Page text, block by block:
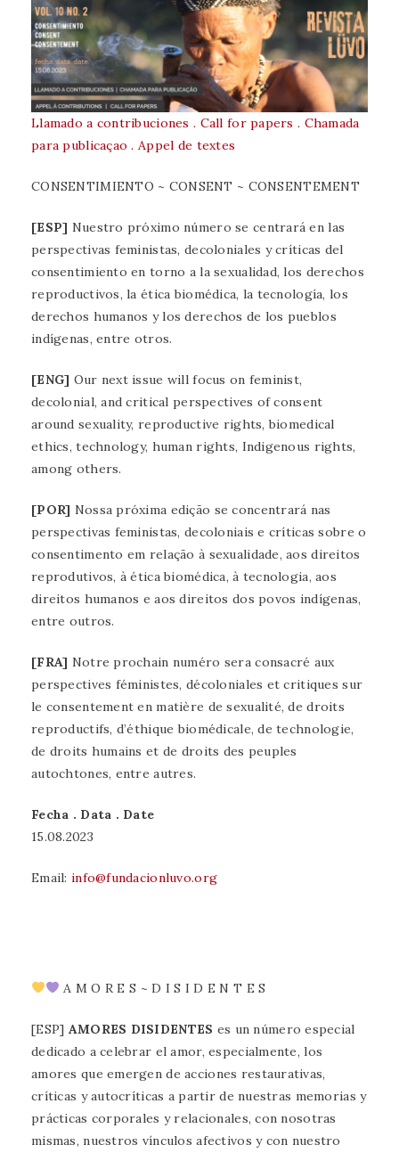
Llamado a contribuciones . Call for papers . Chamada
para publicaçao . Appel de textes
CONSENTIMIENTO ~ CONSENT ~ CONSENTEMENT
[ESP] Nuestro próximo número se centrará en las
perspectivas feministas, decoloniales y críticas del
consentimiento en torno a la sexualidad, los derechos
reproductivos, la ética biomédica, la tecnología, los
derechos humanos y los derechos de los pueblos
indígenas, entre otros.
[ENG] Our next issue will focus on feminist,
decolonial, and critical perspectives of consent
around sexuality, reproductive rights, biomedical
ethics, technology, human rights, Indigenous rights,
among others.
[POR] Nossa próxima edição se concentrará nas
perspectivas feministas, decoloniais e críticas sobre o
consentimento em relação à sexualidade, aos direitos
reprodutivos, à ética biomédica, à tecnologia, aos
direitos humanos e aos direitos dos povos indígenas,
entre outros.
[FRA] Notre prochain numéro sera consacré aux
perspectives féministes, décoloniales et critiques sur
le consentement en matière de sexualité, de droits
reproductifs, d’éthique biomédicale, de technologie,
de droits humains et de droits des peuples
autochtones, entre autres.
Fecha . Data . Date
15.08.2023
Email: info@fundacionluvo.org
A M O R E S ~ D I S I D E N T E S
[ESP] AMORES DISIDENTES es un número especial
dedicado a celebrar el amor, especialmente, los
amores que emergen de acciones restaurativas,
críticas y autocríticas a partir de nuestras memorias y
prácticas corporales y relacionales, con nosotras
mismas, nuestros vínculos afectivos y con nuestro